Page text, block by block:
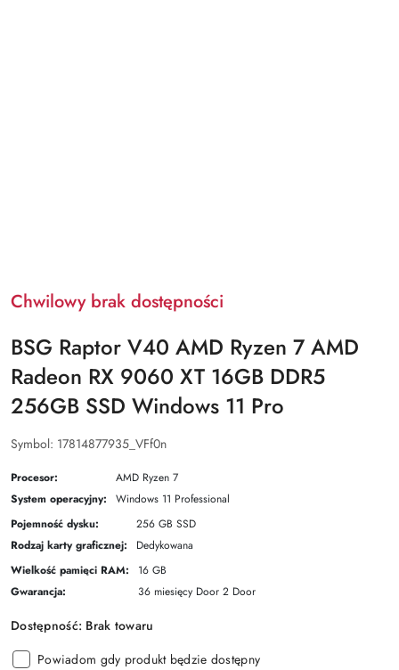
Chwilowy brak dostępności
BSG Raptor V40 AMD Ryzen 7 AMD
Radeon RX 9060 XT 16GB DDR5
256GB SSD Windows 11 Pro
Symbol: 17814877935_VFf0n
Procesor:
AMD Ryzen 7
System operacyjny:
Windows 11 Professional
Pojemność dysku:
256 GB SSD
Rodzaj karty graficznej:
Dedykowana
Wielkość pamięci RAM:
16 GB
Gwarancja:
36 miesięcy Door 2 Door
Dostępność: Brak towaru
Powiadom gdy produkt będzie dostępny